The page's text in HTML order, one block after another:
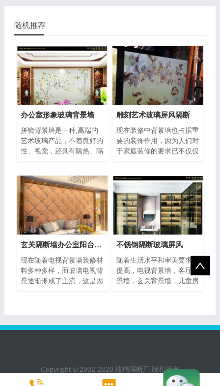
随机推荐
办公室形象玻璃背景墙
拼镜背景墙是一种,高端的
艺术玻璃产品，不着良好的
性、视觉，还具有隔热、隔
雕刻艺术玻璃屏风隔断
现在装修中背景墙也占据重
要的装饰作用，因为人们对
于家庭装修的要求已不仅仅
玄关隔断墙办公室阳台挡门玻璃屏风
现在随着电视背景墙装修材
料多种多样，而玻璃电视背
景逐渐形成了主流，这是因
不锈钢隔断玻璃屏风
随着生活水平和审美要求的
提高，电视背景墙，客厅背
景墙，玄关背景墙，儿童房
Copyright © 2002-2020 玻璃隔断厂 版权所有